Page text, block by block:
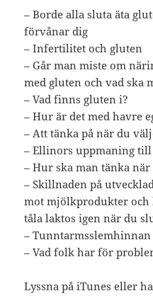
– Borde alla sluta äta
förvånar dig
– Infertilitet och gluten
– Går man miste om
med gluten och vad ska
– Vad finns gluten i?
– Hur är det med havre
– Att tänka på när du
– Ellinors uppmaning
– Hur ska man tänka när
– Skillnaden på
mot mjölkprodukter och
tåla laktos igen när du
– Tunntarmsslemhinnan
– Vad folk har för
Lyssna på iTunes eller